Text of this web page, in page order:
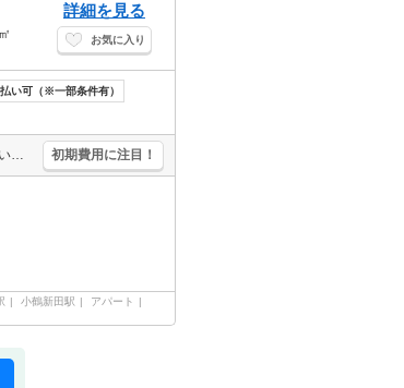
詳細を見る
お気に入り
い可（※一部条件有）
都市ガス使用。洗面化粧台付き。エアコン付き。バス・トイレ別。初期費用カード払い可。引越指定業者あり。保証委託料（賃料総額に対し、初回額50％、月額2％）。退去時、ルームクリーニング料金50,000円。 初期費用に注目！
小鶴新田駅
アパート